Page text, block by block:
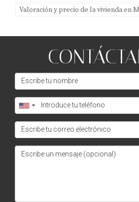
propiedad antigua?
¡Por supuesto! Los tours virtuales
características únicas que atraigan
Recuerda siempre contar con
Lillo para guiarte durante todo el
de obtener los mejores resultados
Valoración y precio de la vivienda en